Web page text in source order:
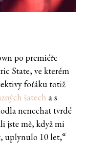
po premiéře
State, ve kterém
foťáku totiž
šatech a s
nenechat tvrdé
jste mě, když mi
uplynulo 10 let,“